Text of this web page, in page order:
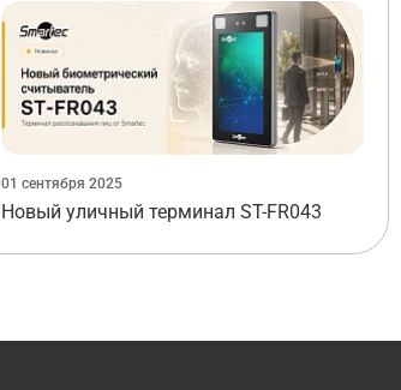
01 сентября 2025
Новый уличный терминал ST-FR043